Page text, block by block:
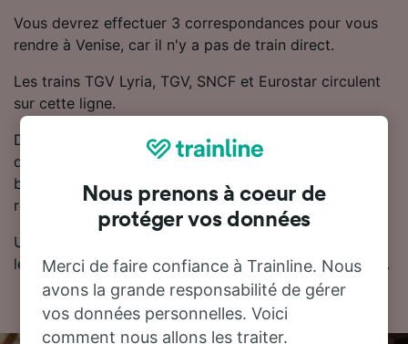
Vous devrez effectuer 3 correspondances pour vous
rendre à Venise, car il n'y a pas de train direct.
Les trains TGV Lyria, TGV, SNCF et Eurostar circulent
sur cette ligne.
De Bruges (Brugge) à Venise, les billets de train sont
disponibles à partir de 197.66 CHF. Pour trouver des
billets de train moins chers, Trainline vous
recommande de réserver à l'avance.
Utilisez notre planificateur de voyage pour comparer
les prix des billets et trouver les tarifs les moins chers.
Nous prenons à coeur de
protéger vos données
Merci de faire confiance à Trainline. Nous
avons la grande responsabilité de gérer
vos données personnelles. Voici
comment nous allons les traiter.